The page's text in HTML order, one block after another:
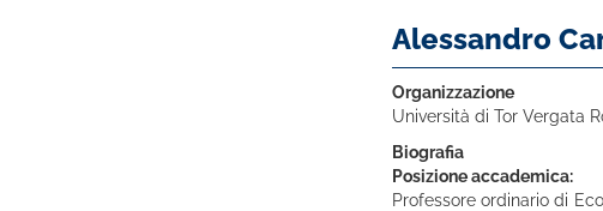
Alessandro
Organizzazione
Università di Tor Vergata
Biografia
Posizione accademica:
Professore ordinario di